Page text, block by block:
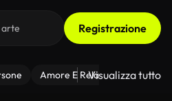
Registrazione
Amore E Relazioni Il
Visualizza tutto